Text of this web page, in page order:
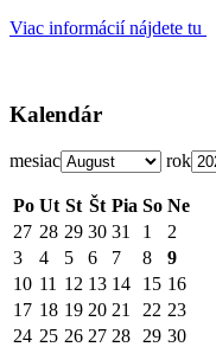
Viac informácií nájdete tu
Kalendár
mesiac rok
Po Ut St Št Pia So Ne
27 28 29 30 31 1
2
3
4 5 6 7 8
9
10 11 12 13 14 15 16
17 18 19 20 21 22 23
24 25 26 27 28 29 30